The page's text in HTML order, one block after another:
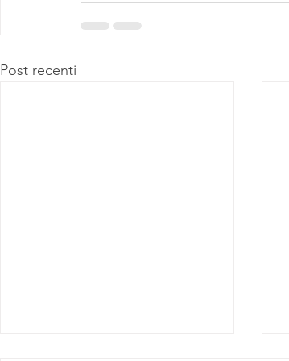
Post recenti